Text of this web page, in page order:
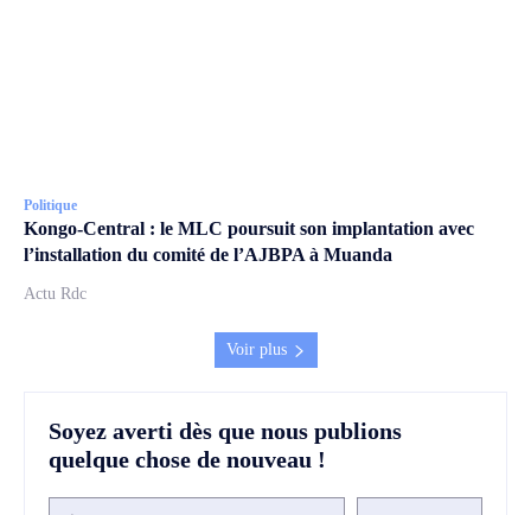
Politique
Kongo-Central : le MLC poursuit son implantation avec
l’installation du comité de l’AJBPA à Muanda
Actu Rdc
Voir plus
Soyez averti dès que nous publions
quelque chose de nouveau !